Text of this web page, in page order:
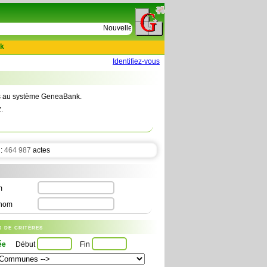
Nouvelles tables : 664 actes de D Le Cercueil
Identifiez-vous
au système GeneaBank.
464 987 actes
de critères
Début Fin